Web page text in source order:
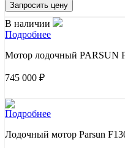
Запросить цену
В наличии
Подробнее
Мотор лодочный PARSUN
745 000 ₽
Подробнее
Лодочный мотор Parsun